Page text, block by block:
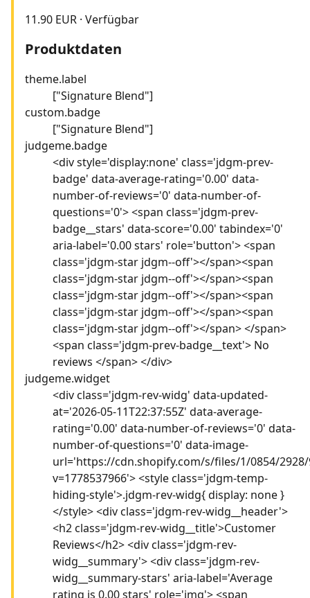
11.90 EUR · Verfügbar
Produktdaten
theme.label
["Signature Blend"]
custom.badge
["Signature Blend"]
judgeme.badge
<div style='display:none' class='jdgm-prev-
badge' data-average-rating='0.00' data-
number-of-reviews='0' data-number-of-
questions='0'> <span class='jdgm-prev-
badge__stars' data-score='0.00' tabindex='0'
aria-label='0.00 stars' role='button'> <span
class='jdgm-star jdgm--off'></span><span
class='jdgm-star jdgm--off'></span><span
class='jdgm-star jdgm--off'></span><span
class='jdgm-star jdgm--off'></span><span
class='jdgm-star jdgm--off'></span> </span>
<span class='jdgm-prev-badge__text'> No
reviews </span> </div>
judgeme.widget
<div class='jdgm-rev-widg' data-updated-
at='2026-05-11T22:37:55Z' data-average-
rating='0.00' data-number-of-reviews='0' data-
number-of-questions='0' data-image-
url='https://cdn.shopify.com/s/files/1/0854/
v=1778537966'> <style class='jdgm-temp-
hiding-style'>.jdgm-rev-widg{ display: none }
</style> <div class='jdgm-rev-widg__header'>
<h2 class='jdgm-rev-widg__title'>Customer
Reviews</h2> <div class='jdgm-rev-
widg__summary'> <div class='jdgm-rev-
widg__summary-stars' aria-label='Average
rating is 0.00 stars' role='img'> <span